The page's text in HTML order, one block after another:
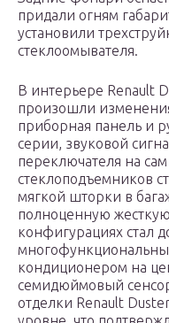
придали огням
установили
стеклоомывателя.
В интерьере Renault
произошли
приборная панель и
серии, звуковой
переключателя на
стеклоподъемников
мягкой шторки в
полноценную
конфигурациях стал
кондиционером на
семидюймовый
отделки Renault